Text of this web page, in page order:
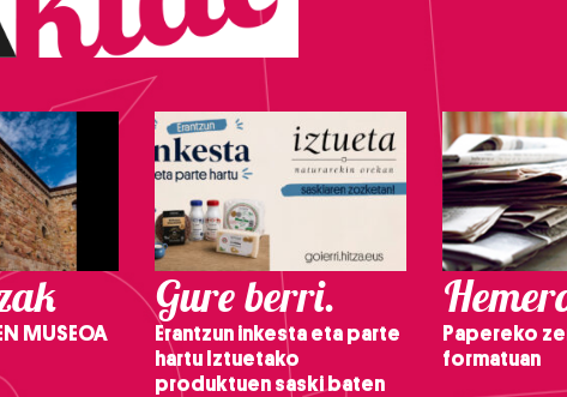
MUSEOA
Gure berri.
Erantzun inkesta eta parte
hartu Iztuetako
produktuen saski baten
Papereko
formatuan